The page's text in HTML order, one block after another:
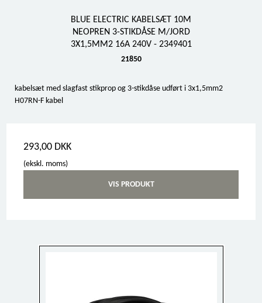
BLUE ELECTRIC KABELSÆT 10M
NEOPREN 3-STIKDÅSE M/JORD
3X1,5MM2 16A 240V - 2349401
21850
kabelsæt med slagfast stikprop og 3-stikdåse udført i 3x1,5mm2
H07RN-F kabel
293,00 DKK
(ekskl. moms)
VIS PRODUKT